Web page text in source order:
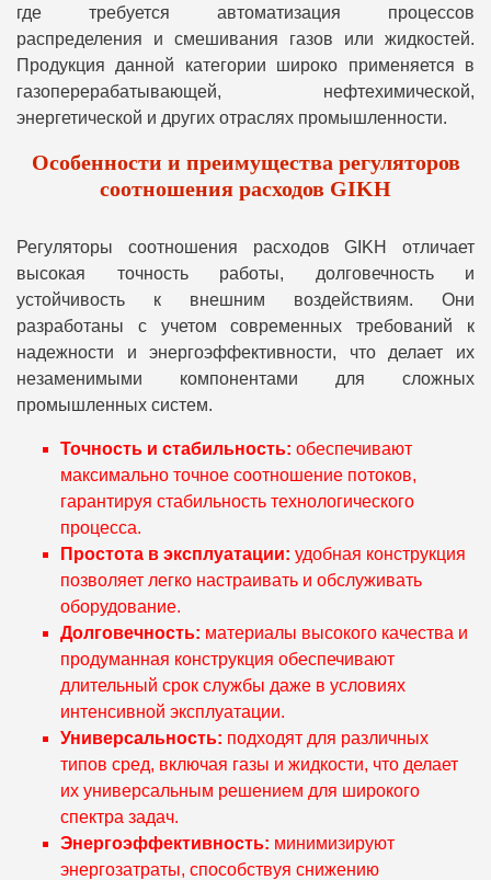
где требуется автоматизация процессов
распределения и смешивания газов или жидкостей.
Продукция данной категории широко применяется в
газоперерабатывающей, нефтехимической,
энергетической и других отраслях промышленности.
Особенности и преимущества регуляторов
соотношения расходов GIKH
Регуляторы соотношения расходов GIKH отличает
высокая точность работы, долговечность и
устойчивость к внешним воздействиям. Они
разработаны с учетом современных требований к
надежности и энергоэффективности, что делает их
незаменимыми компонентами для сложных
промышленных систем.
Точность и стабильность: обеспечивают
максимально точное соотношение потоков,
гарантируя стабильность технологического
процесса.
Простота в эксплуатации: удобная конструкция
позволяет легко настраивать и обслуживать
оборудование.
Долговечность: материалы высокого качества и
продуманная конструкция обеспечивают
длительный срок службы даже в условиях
интенсивной эксплуатации.
Универсальность: подходят для различных
типов сред, включая газы и жидкости, что делает
их универсальным решением для широкого
спектра задач.
Энергоэффективность: минимизируют
энергозатраты, способствуя снижению